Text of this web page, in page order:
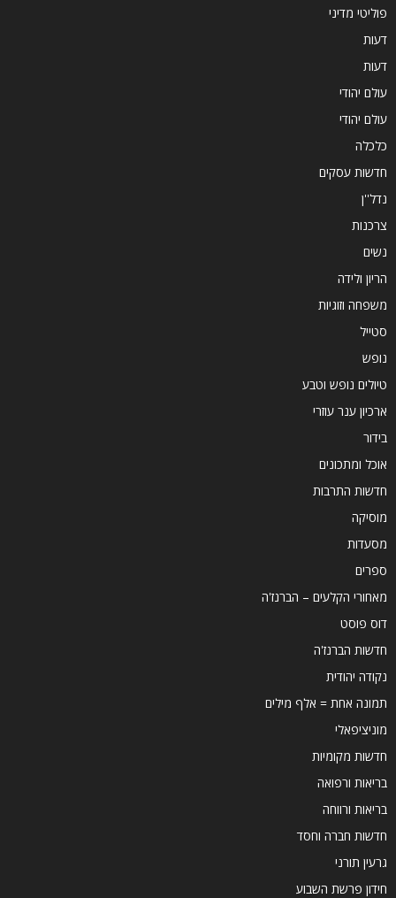
פוליטי מדיני
דעות
דעות
עולם יהודי
עולם יהודי
כלכלה
חדשות עסקים
נדל''ן
צרכנות
נשים
הריון ולידה
משפחה וזוגיות
סטייל
נופש
טיולים נופש וטבע
ארכיון ענר עוזרי
בידור
אוכל ומתכונים
חדשות התרבות
מוסיקה
מסעדות
ספרים
מאחורי הקלעים – הברנז'ה
דוס פוסט
חדשות הברנז'ה
נקודה יהודית
תמונה אחת = אלף מילים
מוניציפאלי
חדשות מקומיות
בריאות ורפואה
בריאות ורווחה
חדשות חברה וחסד
גרעין תורני
חידון פרשת השבוע